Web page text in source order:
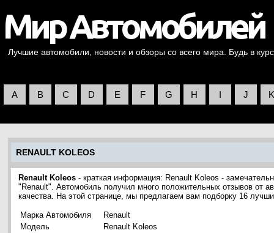
Лучшие автомобили, новости и обзоры со всего мира. Будь в
A B C D E F G H I J K
RENAULT KOLEOS
Renault Koleos - краткая информация: Renault Koleos -
"Renault". Автомобиль получил много положительных отзывов от
качества. На этой странице, мы предлагаем вам подборку 16
Марка Автомобиля
Renault
Модель
Renault Koleos